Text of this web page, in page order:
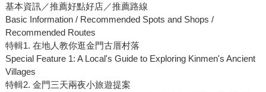
基本資訊／推薦好點好店／推薦路線
Basic Information / Recommended Spots and Shops /
Recommended Routes
特輯1. 在地人教你逛金門古厝村落
Special Feature 1: A Local's Guide to Exploring Kinmen's Ancient
Villages
特輯2. 金門三天兩夜小旅遊提案